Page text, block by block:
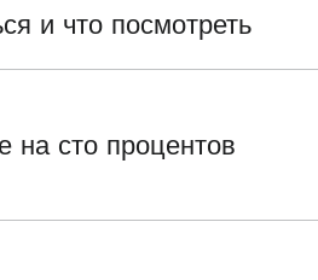
и что посмотреть
на сто процентов